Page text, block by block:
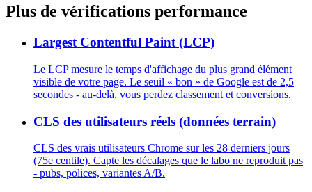
Plus de vérifications performance
Largest Contentful Paint (LCP)
Le LCP mesure le temps d'affichage du plus grand élément
visible de votre page. Le seuil « bon » de Google est de 2,5
secondes - au-delà, vous perdez classement et conversions.
CLS des utilisateurs réels (données terrain)
CLS des vrais utilisateurs Chrome sur les 28 derniers jours
(75e centile). Capte les décalages que le labo ne reproduit pas
- pubs, polices, variantes A/B.